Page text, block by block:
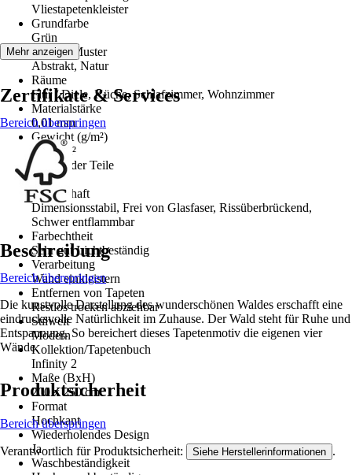
Vliestapetenkleister
Grundfarbe
Grün
Dekor / Muster
Abstrakt, Natur
Räume
Flur / Diele, Küche, Schlafzimmer, Wohnzimmer
Materialstärke
0,01 mm
Gewicht (g/m²)
188 g/m²
Anzahl der Teile
2
Eigenschaft
Dimensionsstabil, Frei von Glasfaser, Rissüberbrückend,
Schwer entflammbar
Farbechtheit
Sehr gut Lichtbeständig
Verarbeitung
Wand einkleistern
Entfernen von Tapeten
Restlos trocken abziehbar
Stilwelt
Modern
Kollektion/Tapetenbuch
Infinity 2
Maße (BxH)
200 x 250 cm
Format
Hochkant
Wiederholendes Design
Ja
Waschbeständigkeit
Mehr anzeigen
Zertifikate & Services
Bereich überspringen
Beschreibung
Bereich überspringen
Die kunstvolle Darstellung des wunderschönen Waldes erschafft eine
eindrucksvolle Natürlichkeit im Zuhause. Der Wald steht für Ruhe und
Entspannung. So bereichert dieses Tapetenmotiv die eigenen vier
Wände.
Produktsicherheit
Bereich überspringen
Verantwortlich für Produktsicherheit: Siehe Herstellerinformationen .